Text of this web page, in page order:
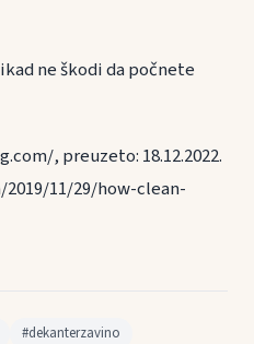
ne škodi da počnete
, preuzeto: 18.12.2022.
11/29/how-clean-
#dekanterzavino